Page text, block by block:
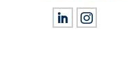
empty.